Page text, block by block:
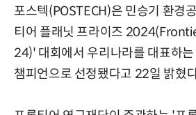
포스텍(POSTECH)은 민승기 환경
티어 플래닛 프라이즈
24)' 대회에서 우리나라를 대표하
챔피언으로 선정됐다고 22일 밝혔